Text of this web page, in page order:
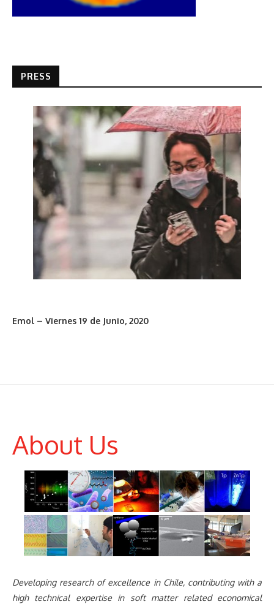
PRESS
Emol – Viernes 19 de Junio, 2020
About Us
Developing research of excellence in Chile, contributing with a
high technical expertise in soft matter related economical